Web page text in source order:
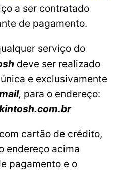
a ser contratado
de pagamento.
serviço do
deve ser realizado
e exclusivamente
, para o endereço:
cartão de crédito,
endereço acima
pagamento e o